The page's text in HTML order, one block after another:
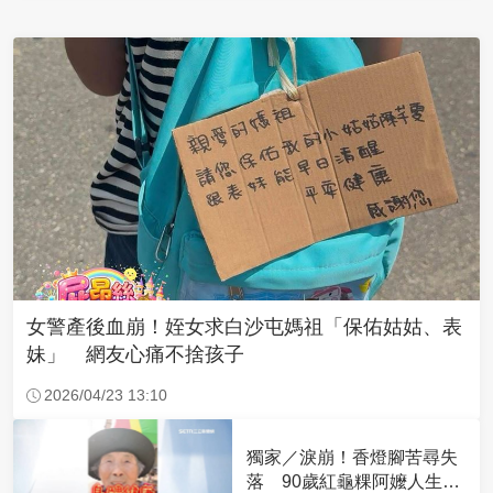
女警產後血崩！姪女求白沙屯媽祖「保佑姑姑、表
妹」 網友心痛不捨孩子
2026/04/23 13:10
獨家／淚崩！香燈腳苦尋失
落 90歲紅龜粿阿嬤人生謝